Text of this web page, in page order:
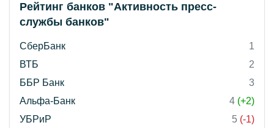
Рейтинг банков "Активность пресс-
службы банков"
СберБанк
1
ВТБ
2
ББР Банк
3
Альфа-Банк
4 (+2)
УБРиР
5 (-1)